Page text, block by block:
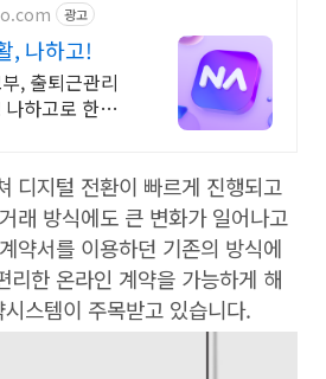
광고
, 나하고!
, 출퇴근관리
하고로 한번
디지털 전환이 빠르게 진행되고
래 방식에도 큰 변화가 일어나고
약서를 이용하던 기존의 방식에
리한 온라인 계약을 가능하게 해
스템이 주목받고 있습니다.